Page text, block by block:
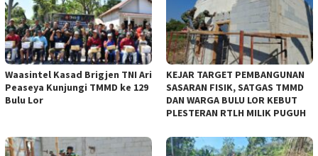
Waasintel Kasad Brigjen TNI Ari
Peaseya Kunjungi TMMD ke 129
Bulu Lor
KEJAR TARGET PEMBANGUNAN
SASARAN FISIK, SATGAS TMMD
DAN WARGA BULU LOR KEBUT
PLESTERAN RTLH MILIK PUGUH